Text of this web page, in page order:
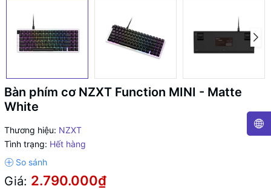
Bàn phím cơ NZXT Function MINI - Matte
White
Thương hiệu: NZXT
Tình trạng: Hết hàng
Giá: 2.790.000₫